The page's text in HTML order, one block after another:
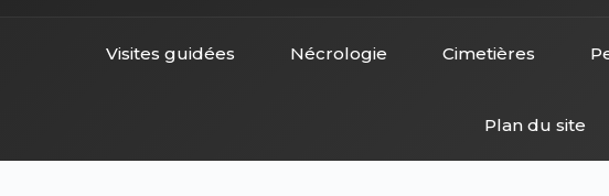
Visites guidées Nécrologie Cimetières
Plan du site